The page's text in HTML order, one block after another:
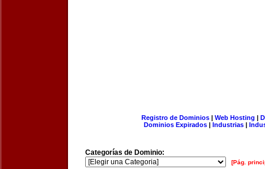
Registro de Dominios| Web Hosting |
Dominios Expirados | Industrias |
Categorías de Dominio:
[Pág.